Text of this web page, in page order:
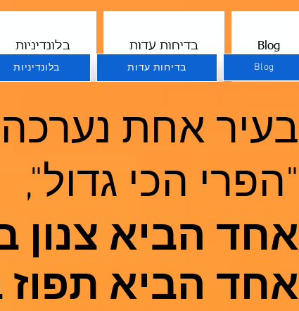
בלונדיניות בדיחות עדות Blog
בעיר אחת
"הפרי הכי גדול",
אחד הביא צנון
אחד הביא תפוז
בלונדיניות בדיחות עדות Blog